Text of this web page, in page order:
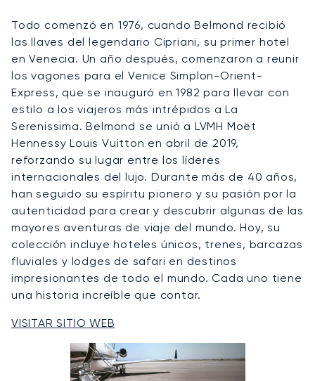
Todo comenzó en 1976, cuando Belmond recibió
las llaves del legendario Cipriani, su primer hotel
en Venecia. Un año después, comenzaron a reunir
los vagones para el Venice Simplon-Orient-
Express, que se inauguró en 1982 para llevar con
estilo a los viajeros más intrépidos a La
Serenissima. Belmond se unió a LVMH Moët
Hennessy Louis Vuitton en abril de 2019,
reforzando su lugar entre los líderes
internacionales del lujo. Durante más de 40 años,
han seguido su espíritu pionero y su pasión por la
autenticidad para crear y descubrir algunas de las
mayores aventuras de viaje del mundo. Hoy, su
colección incluye hoteles únicos, trenes, barcazas
fluviales y lodges de safari en destinos
impresionantes de todo el mundo. Cada uno tiene
una historia increíble que contar.
VISITAR SITIO WEB